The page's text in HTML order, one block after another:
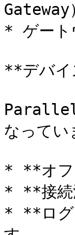
Gateway
* ゲート
**デバ
なってい
* **オフ
* **接続
* **ログ